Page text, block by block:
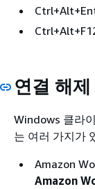
연결 해제
Windows 클라
는 여러 가지가
Amazon
Amazon